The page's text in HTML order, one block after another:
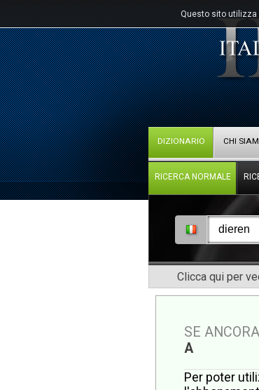
Questo sito utilizza
DIZIONARIO CHI
RICERCA NORMALE
Clicca qui per
SE ANCORA
A
Per poter